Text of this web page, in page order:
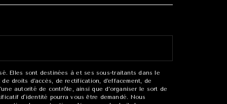
Elles sont destinées à et ses sous-traitants dans le
droits d’accès, de rectification, d’effacement, de
autorité de contrôle, ainsi que d’organiser le sort de
d'identité pourra vous être demandé. Nous